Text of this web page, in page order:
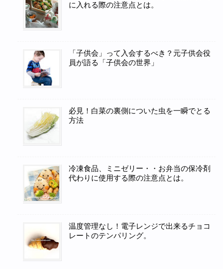
に入れる際の注意点とは。
「子供会」って入会するべき？元子供会役
員が語る「子供会の世界」
必見！白菜の裏側についた虫を一瞬でとる
方法
冷凍食品、ミニゼリー・・お弁当の保冷剤
代わりに使用する際の注意点とは。
温度管理なし！電子レンジで出来るチョコ
レートのテンパリング。